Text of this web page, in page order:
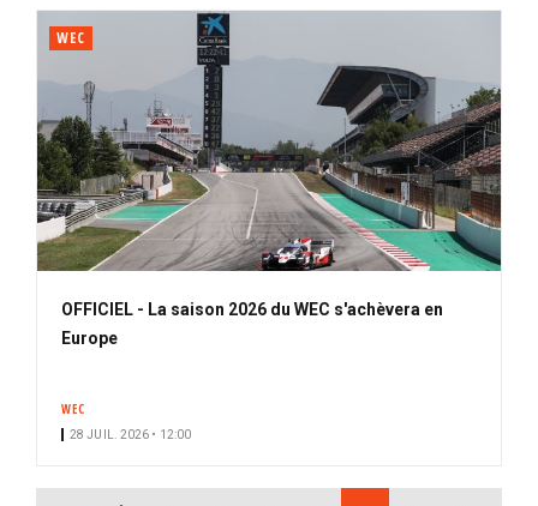
WEC
OFFICIEL - La saison 2026 du WEC s'achèvera en
Europe
WEC
28 JUIL. 2026 • 12:00